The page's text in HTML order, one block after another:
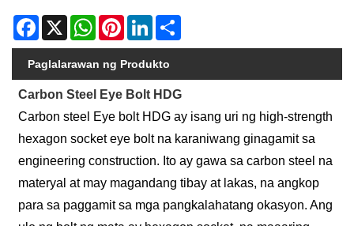
Facebook
X WhatsAppPinterestLinkedIn
Paglalarawan ng Produkto
Carbon Steel Eye Bolt HDG
Carbon steel Eye bolt HDG ay isang uri ng high-strength
hexagon socket eye bolt na karaniwang ginagamit sa
engineering construction. Ito ay gawa sa carbon steel na
materyal at may magandang tibay at lakas, na angkop
para sa paggamit sa mga pangkalahatang okasyon. Ang